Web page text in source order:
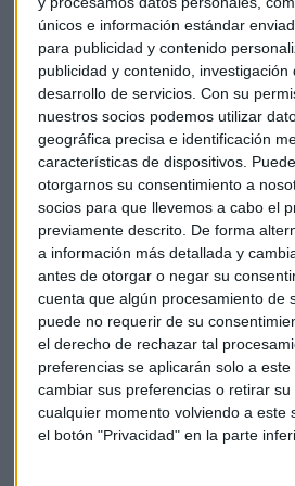
únicos e información estándar
para publicidad y contenido
publicidad y contenido, investigación
desarrollo de servicios. Con su
nuestros socios podemos utilizar
geográfica precisa e identificación
características de dispositivos.
otorgarnos su consentimiento a
socios para que llevemos a cabo el
previamente descrito. De forma
a información más detallada y
antes de otorgar o negar su
cuenta que algún procesamiento de
puede no requerir de su
el derecho de rechazar tal
preferencias se aplicarán solo a
cambiar sus preferencias o retirar
cualquier momento volviendo a este
el botón "Privacidad" en la parte
Dos de las socimis más esperadas
debutarán ya en 2018 son
Testa
participada porSantander, BBVAy
Properties, propiedad de la
procedentes de la Reestructuración
Según un estudio de Armabex, firma
de empresas, los inversores
el capital del grueso de las socimis
ostentan el control del 55% del total
inmobiliarios del sector (6.728
En cuanto a las que han salido a
de año, siete están controladas por
firmas que suman activos por 1.388